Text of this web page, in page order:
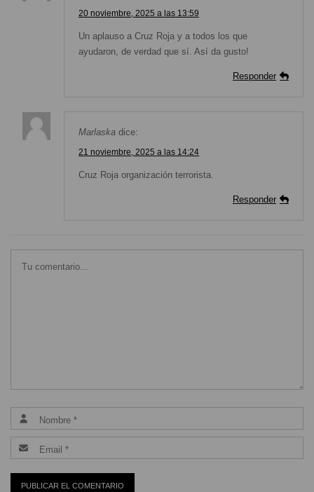
20 noviembre, 2025 a las 13:59
Un aplauso a Cruz Roja y a todos los que
ayudaron, de verdad que sí. Así da gusto!
Responder
Marlaska dice:
21 noviembre, 2025 a las 14:24
Cruz Roja organización terrorista.
Responder